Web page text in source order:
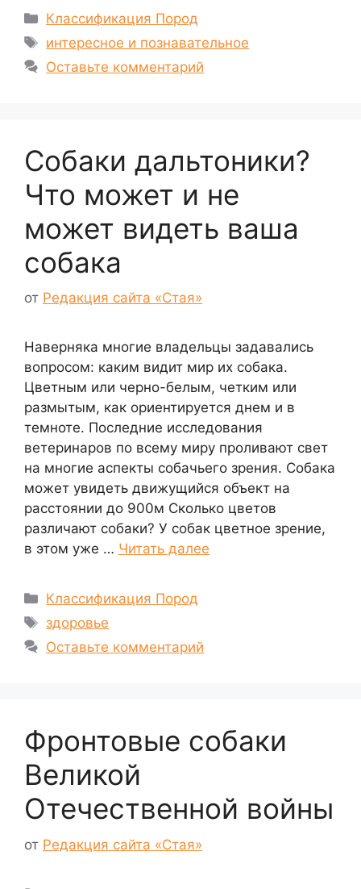
Рубрики
Классификация Пород
Метки
интересное и познавательное
Оставьте комментарий
Собаки дальтоники?
Что может и не
может видеть ваша
собака
от Редакция сайта «Стая»
Наверняка многие владельцы задавались
вопросом: каким видит мир их собака.
Цветным или черно-белым, четким или
размытым, как ориентируется днем и в
темноте. Последние исследования
ветеринаров по всему миру проливают свет
на многие аспекты собачьего зрения. Собака
может увидеть движущийся объект на
расстоянии до 900м Сколько цветов
различают собаки? У собак цветное зрение,
в этом уже … Читать далее
Рубрики
Классификация Пород
Метки
здоровье
Оставьте комментарий
Фронтовые собаки
Великой
Отечественной войны
от Редакция сайта «Стая»